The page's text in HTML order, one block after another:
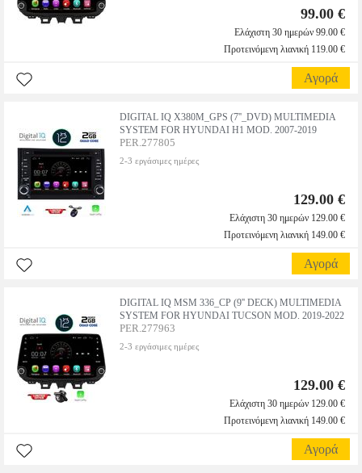
99.00 €
Ελάχιστη 30 ημερών 99.00 €
Προτεινόμενη λιανική 119.00 €
Αγορά
DIGITAL IQ X380M_GPS (7''_DVD) MULTIMEDIA
SYSTEM FOR HYUNDAI H1 MOD. 2007-2019
PER.277805
2-3 εργάσιμες ημέρες
129.00 €
Ελάχιστη 30 ημερών 129.00 €
Προτεινόμενη λιανική 149.00 €
Αγορά
DIGITAL IQ MSM 336_CP (9'' DECK) MULTIMEDIA
SYSTEM FOR HYUNDAI TUCSON MOD. 2019-2022
PER.277963
2-3 εργάσιμες ημέρες
129.00 €
Ελάχιστη 30 ημερών 129.00 €
Προτεινόμενη λιανική 149.00 €
Αγορά